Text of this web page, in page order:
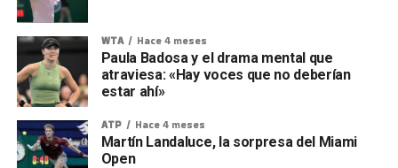
WTA Hace 4 meses
Paula Badosa y el drama mental que
atraviesa: «Hay voces que no deberían
estar ahí»
ATP Hace 4 meses
Martín Landaluce, la sorpresa del Miami
Open